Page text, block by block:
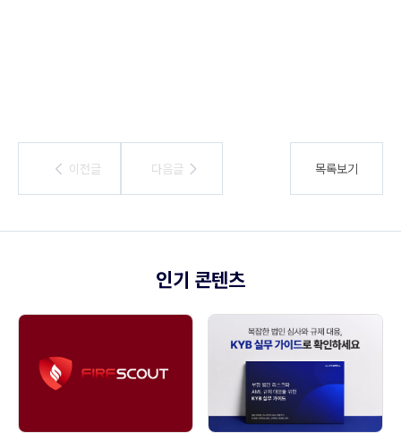
이전글
이전글 다음글
다음글 목록보기
인기 콘텐츠